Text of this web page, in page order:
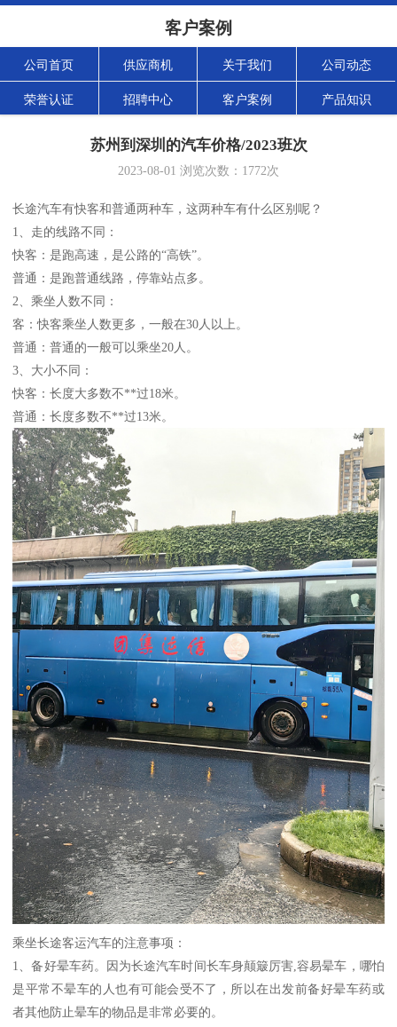
客户案例
公司首页 供应商机 关于我们 公司动态
荣誉认证 招聘中心 客户案例 产品知识
苏州到深圳的汽车价格/2023班次
2023-08-01 浏览次数： 1772次
长途汽车有快客和普通两种车，这两种车有什么区别呢？
1、走的线路不同：
快客：是跑高速，是公路的“高铁”。
普通：是跑普通线路，停靠站点多。
2、乘坐人数不同：
客：快客乘坐人数更多，一般在30人以上。
普通：普通的一般可以乘坐20人。
3、大小不同：
快客：长度大多数不**过18米。
普通：长度多数不**过13米。
乘坐长途客运汽车的注意事项：
1、备好晕车药。因为长途汽车时间长车身颠簸厉害,容易晕车，哪怕
是平常不晕车的人也有可能会受不了，所以在出发前备好晕车药或
者其他防止晕车的物品是非常必要的。